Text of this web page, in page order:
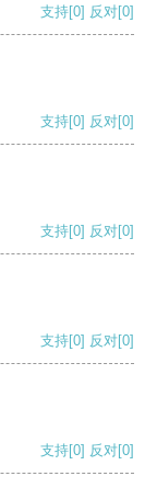
支持[0] 反对[0]
支持[0] 反对[0]
支持[0] 反对[0]
支持[0] 反对[0]
支持[0] 反对[0]